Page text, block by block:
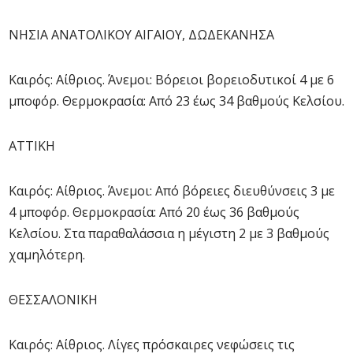
ΝΗΣΙΑ ΑΝΑΤΟΛΙΚΟΥ ΑΙΓΑΙΟΥ, ΔΩΔΕΚΑΝΗΣΑ
Καιρός: Αίθριος. Άνεμοι: Βόρειοι βορειοδυτικοί 4 με 6
μποφόρ. Θερμοκρασία: Από 23 έως 34 βαθμούς Κελσίου.
ΑΤΤΙΚΗ
Καιρός: Αίθριος. Άνεμοι: Από βόρειες διευθύνσεις 3 με
4 μποφόρ. Θερμοκρασία: Από 20 έως 36 βαθμούς
Κελσίου. Στα παραθαλάσσια η μέγιστη 2 με 3 βαθμούς
χαμηλότερη.
ΘΕΣΣΑΛΟΝΙΚΗ
Καιρός: Αίθριος. Λίγες πρόσκαιρες νεφώσεις τις